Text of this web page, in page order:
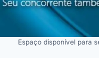
Espaço disponível para